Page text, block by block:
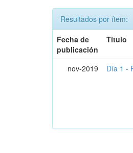
Resultados por ítem:
Fecha de
publicación
Título
nov-2019 Día 1 -